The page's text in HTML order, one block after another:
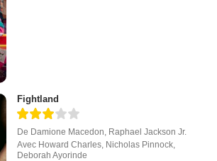
Fightland
De Damione Macedon, Raphael Jackson Jr.
Avec Howard Charles, Nicholas Pinnock,
Deborah Ayorinde